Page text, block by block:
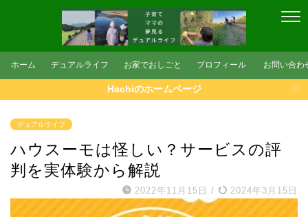
ホーム デュアルライフ お家でおしごと プロフィール お問い合わ
Hachiのホームページ
デュアルライフ
ハウスーモは怪しい？サービスの評
判を実体験から解説
2022年11月15日 / 2024年3月15日